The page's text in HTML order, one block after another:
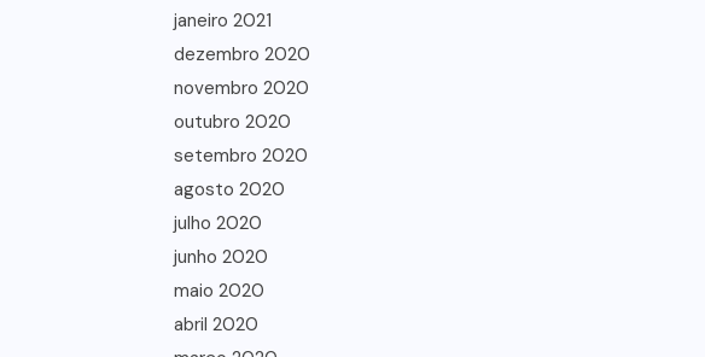
janeiro 2021
dezembro 2020
novembro 2020
outubro 2020
setembro 2020
agosto 2020
julho 2020
junho 2020
maio 2020
abril 2020